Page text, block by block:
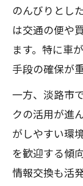
淡路
る方
移住
とめ
移住
移住後の
淡
のんびりとし
は交通の便や
ます。特に車
手段の確保が
一方、淡路市
クの活用が進
がしやすい環
を歓迎する傾
情報交換も活